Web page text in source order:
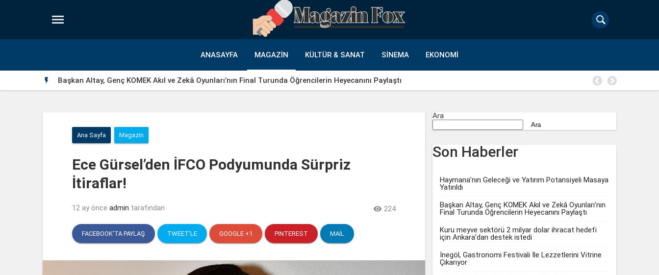

ANASAYFA MAGAZIN KÜLTÜR & SANAT SINEMA EKONOMI
 Başkan Altay, Genç KOMEK Akıl ve Zekâ Oyunları’nın Final Turunda Öğrencilerin Heyecanını Paylaştı
Ana Sayfa Magazin
Ece Gürsel’den İFCO Podyumunda Sürpriz
İtiraflar!
12 ay önce admin tarafından  224
FACEBOOK'TA PAYLAŞ TWEET'LE GOOGLE +1 PINTEREST MAIL
Ara
Ara
Son Haberler
Haymana’nın Geleceği ve Yatırım Potansiyeli Masaya
Yatırıldı
Başkan Altay, Genç KOMEK Akıl ve Zekâ Oyunları’nın
Final Turunda Öğrencilerin Heyecanını Paylaştı
Kuru meyve sektörü 2 milyar dolar ihracat hedefi
için Ankara’dan destek istedi
İnegöl, Gastronomi Festivali İle Lezzetlerini Vitrine
Çıkarıyor